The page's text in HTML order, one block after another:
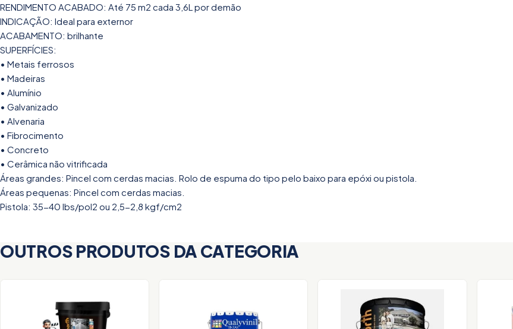
RENDIMENTO ACABADO: Até 75 m2 cada 3,6L por demão
INDICAÇÃO: Ideal para externor
ACABAMENTO: brilhante
SUPERFÍCIES:
• Metais ferrosos
• Madeiras
• Alumínio
• Galvanizado
• Alvenaria
• Fibrocimento
• Concreto
• Cerâmica não vitrificada
Áreas grandes: Pincel com cerdas macias. Rolo de espuma do tipo pelo baixo para epóxi ou pistola.
Áreas pequenas: Pincel com cerdas macias.
Pistola: 35-40 lbs/pol2 ou 2,5-2,8 kgf/cm2
OUTROS PRODUTOS DA CATEGORIA